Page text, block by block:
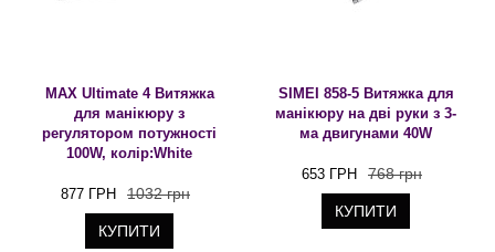
MAX Ultimate 4 Витяжка
для манікюру з
регулятором потужності
100W, колір:White
877 ГРН 1032 грн
КУПИТИ
SIMEI 858-5 Витяжка для
манікюру на дві руки з 3-
ма двигунами 40W
653 ГРН 768 грн
КУПИТИ